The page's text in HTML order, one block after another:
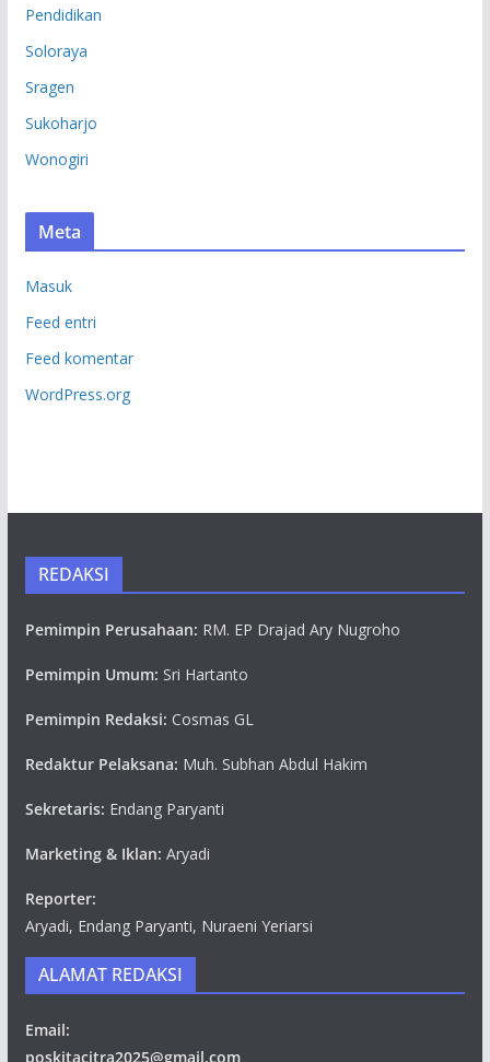
Pendidikan
Soloraya
Sragen
Sukoharjo
Wonogiri
Meta
Masuk
Feed entri
Feed komentar
WordPress.org
REDAKSI
Pemimpin Perusahaan: RM. EP Drajad Ary Nugroho
Pemimpin Umum: Sri Hartanto
Pemimpin Redaksi: Cosmas GL
Redaktur Pelaksana: Muh. Subhan Abdul Hakim
Sekretaris: Endang Paryanti
Marketing & Iklan: Aryadi
Reporter:
Aryadi, Endang Paryanti, Nuraeni Yeriarsi
ALAMAT REDAKSI
Email:
poskitacitra2025@gmail.com